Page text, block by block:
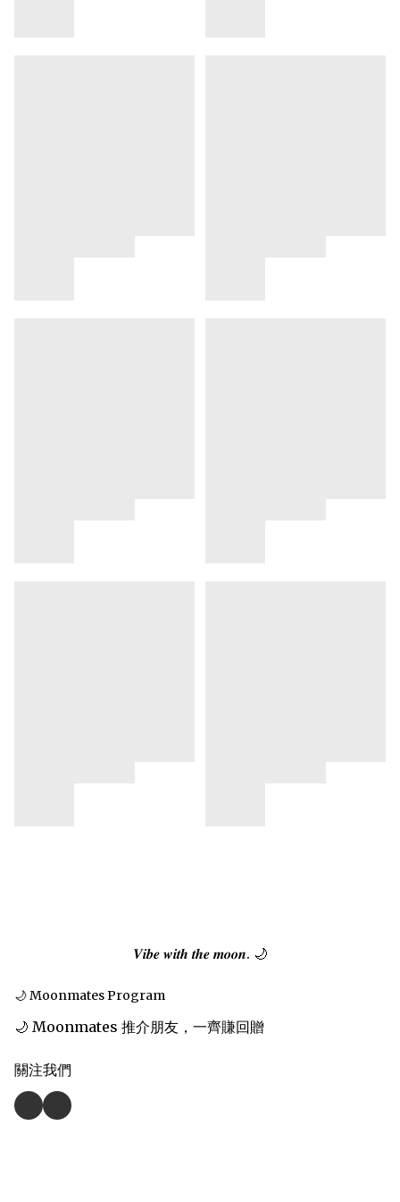
𝑽𝒊𝒃𝒆 𝒘𝒊𝒕𝒉 𝒕𝒉𝒆 𝒎𝒐𝒐𝒏. 🌙
🌙 Moonmates Program
🌙 Moonmates 推介朋友，一齊賺回贈
關注我們